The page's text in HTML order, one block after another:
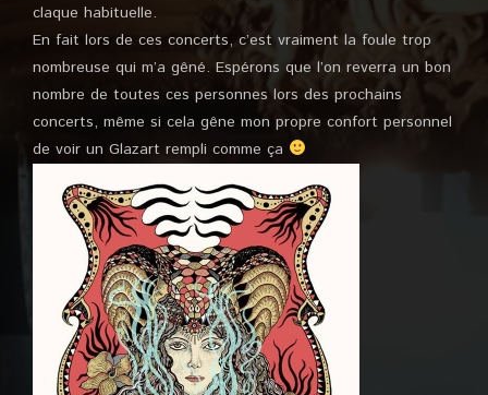
claque habituelle.
En fait lors de ces concerts, c’est vraiment la foule trop
nombreuse qui m’a gêné. Espérons que l’on reverra un bon
nombre de toutes ces personnes lors des prochains
concerts, même si cela gêne mon propre confort personnel
de voir un Glazart rempli comme ça